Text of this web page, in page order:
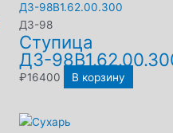
ДЗ-98
Ступица
ДЗ-
₽16400 В корзину